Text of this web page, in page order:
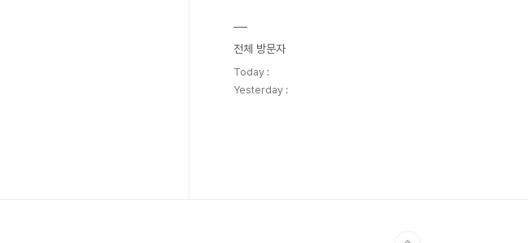
전체 방문자
Today :
Yesterday :